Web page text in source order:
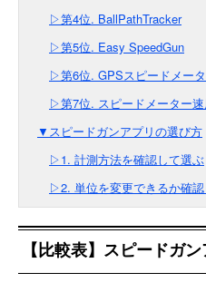
▷第4位. BallPathTracker
▷第5位. Easy SpeedGun
▷第6位. GPSスピードメー
▷第7位. スピードメーター
▼スピードガンアプリの選び方
▷1. 計測方法を確認して選ぶ
▷2. 単位を変更できるか確
【比較表】スピードガ